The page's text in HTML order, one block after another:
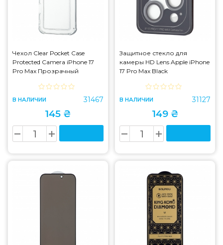
Чехол Clear Pocket Case
Protected Camera iPhone 17
Pro Max Прозрачный
В НАЛИЧИИ 31467
145 ₴
Защитное стекло для
камеры HD Lens Apple iPhone
17 Pro Max Black
В НАЛИЧИИ 31127
149 ₴